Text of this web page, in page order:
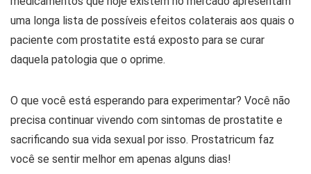
uma longa lista de possíveis efeitos colaterais aos quais o
paciente com prostatite está exposto para se curar
daquela patologia que o oprime.
O que você está esperando para experimentar? Você não
precisa continuar vivendo com sintomas de prostatite e
sacrificando sua vida sexual por isso. Prostatricum faz
você se sentir melhor em apenas alguns dias!